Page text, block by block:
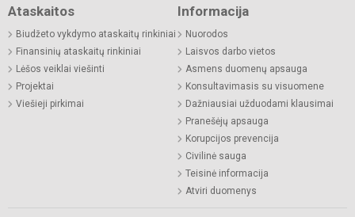
Ataskaitos
Biudžeto vykdymo ataskaitų rinkiniai
Finansinių ataskaitų rinkiniai
Lėšos veiklai viešinti
Projektai
Viešieji pirkimai
Informacija
Nuorodos
Laisvos darbo vietos
Asmens duomenų apsauga
Konsultavimasis su visuomene
Dažniausiai užduodami klausimai
Pranešėjų apsauga
Korupcijos prevencija
Civilinė sauga
Teisinė informacija
Atviri duomenys